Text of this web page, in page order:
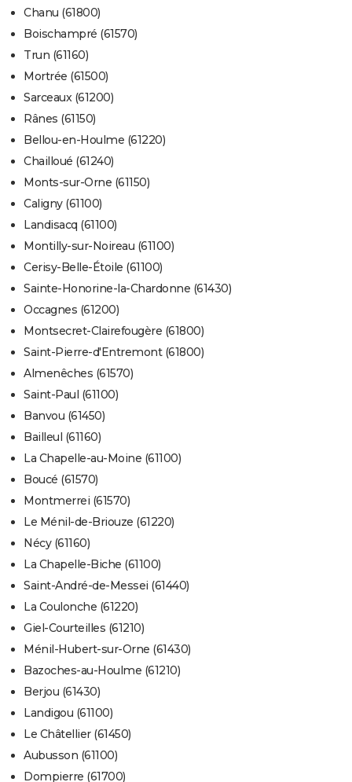
Chanu (61800)
Boischampré (61570)
Trun (61160)
Mortrée (61500)
Sarceaux (61200)
Rânes (61150)
Bellou-en-Houlme (61220)
Chailloué (61240)
Monts-sur-Orne (61150)
Caligny (61100)
Landisacq (61100)
Montilly-sur-Noireau (61100)
Cerisy-Belle-Étoile (61100)
Sainte-Honorine-la-Chardonne (61430)
Occagnes (61200)
Montsecret-Clairefougère (61800)
Saint-Pierre-d'Entremont (61800)
Almenêches (61570)
Saint-Paul (61100)
Banvou (61450)
Bailleul (61160)
La Chapelle-au-Moine (61100)
Boucé (61570)
Montmerrei (61570)
Le Ménil-de-Briouze (61220)
Nécy (61160)
La Chapelle-Biche (61100)
Saint-André-de-Messei (61440)
La Coulonche (61220)
Giel-Courteilles (61210)
Ménil-Hubert-sur-Orne (61430)
Bazoches-au-Houlme (61210)
Berjou (61430)
Landigou (61100)
Le Châtellier (61450)
Aubusson (61100)
Dompierre (61700)